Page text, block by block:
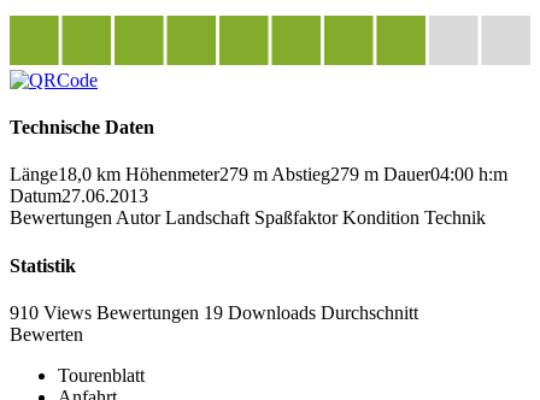
Technische Daten
Länge18,0 km Höhenmeter279 m Abstieg279 m Dauer04:00 h:m
Datum27.06.2013
Bewertungen Autor Landschaft Spaßfaktor Kondition Technik
Statistik
910 Views Bewertungen 19 Downloads Durchschnitt
Bewerten
Tourenblatt